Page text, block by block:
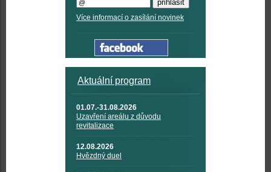
Více informací o zasílání novinek
Aktuální program
01.07.-31.08.2026
Uzavření areálu z důvodu
revitalizace
12.08.2026
Hvězdný duel